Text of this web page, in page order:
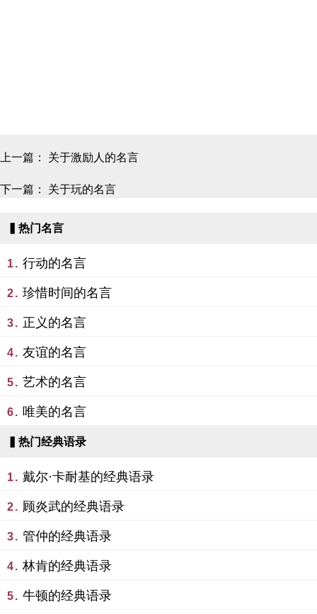
上一篇： 关于激励人的名言
下一篇： 关于玩的名言
▍热门名言
1. 行动的名言
2. 珍惜时间的名言
3. 正义的名言
4. 友谊的名言
5. 艺术的名言
6. 唯美的名言
▍热门经典语录
1. 戴尔·卡耐基的经典语录
2. 顾炎武的经典语录
3. 管仲的经典语录
4. 林肯的经典语录
5. 牛顿的经典语录